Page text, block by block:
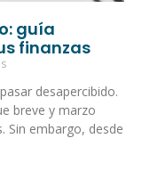
guía
finanzas
desapercibido.
breve y marzo
Sin embargo, desde